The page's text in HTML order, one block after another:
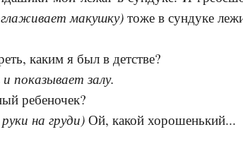
макушку) тоже в сундуке
каким я был в детстве?
показывает залу.
ребеночек?
на груди) Ой, какой хорошенький...